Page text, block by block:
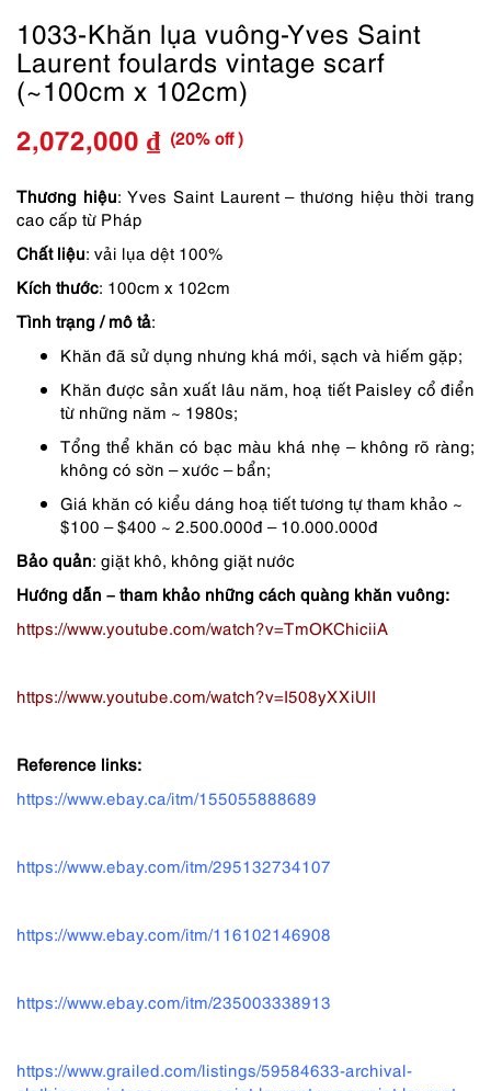
1033-Khăn lụa vuông-Yves Saint
Laurent foulards vintage scarf
(~100cm x 102cm)
Giá
gốc
2,590,000 ₫.
2,072,000 ₫
Giá
hiện
là:
(20% off )
Thương hiệu: Yves Saint Laurent – thương hiệu thời trang
cao cấp từ Pháp
Chất liệu: vải lụa dệt 100%
Kích thước: 100cm x 102cm
Tình trạng / mô tả:
Khăn đã sử dụng nhưng khá mới, sạch và hiếm gặp;
Khăn được sản xuất lâu năm, hoạ tiết Paisley cổ điển
từ những năm ~ 1980s;
Tổng thể khăn có bạc màu khá nhẹ – không rõ ràng;
không có sờn – xước – bẩn;
Giá khăn có kiểu dáng hoạ tiết tương tự tham khảo ~
$100 – $400 ~ 2.500.000đ – 10.000.000đ
Bảo quản: giặt khô, không giặt nước
Hướng dẫn – tham khảo những cách quàng khăn vuông:
https://www.youtube.com/watch?v=TmOKChiciiA
https://www.youtube.com/watch?v=I508yXXiUlI
Reference links:
https://www.ebay.ca/itm/155055888689
https://www.ebay.com/itm/295132734107
https://www.ebay.com/itm/116102146908
https://www.ebay.com/itm/235003338913
https://www.grailed.com/listings/59584633-archival-